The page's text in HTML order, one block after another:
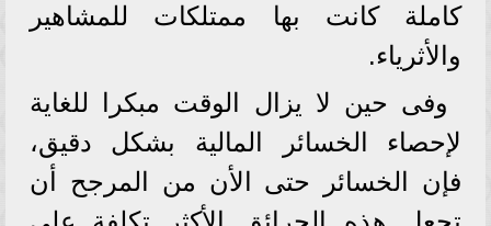
كاملة كانت بها ممتلكات للمشاهير
والأثرياء.
وفى حين لا يزال الوقت مبكرا للغاية
لإحصاء الخسائر المالية بشكل دقيق،
فإن الخسائر حتى الأن من المرجح أن